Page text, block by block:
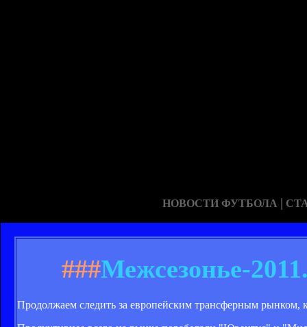
НОВОСТИ ФУТБОЛА |
###Межсезонье-
Продолжаем следить за европейским трансферным